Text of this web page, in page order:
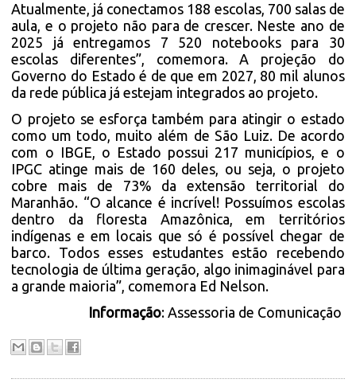
Atualmente, já conectamos 188 escolas, 700 salas de
aula, e o projeto não para de crescer. Neste ano de
2025 já entregamos 7 520 notebooks para 30
escolas diferentes”, comemora. A projeção do
Governo do Estado é de que em 2027, 80 mil alunos
da rede pública já estejam integrados ao projeto.
O projeto se esforça também para atingir o estado
como um todo, muito além de São Luiz. De acordo
com o IBGE, o Estado possui 217 municípios, e o
IPGC atinge mais de 160 deles, ou seja, o projeto
cobre mais de 73% da extensão territorial do
Maranhão. “O alcance é incrível! Possuímos escolas
dentro da floresta Amazônica, em territórios
indígenas e em locais que só é possível chegar de
barco. Todos esses estudantes estão recebendo
tecnologia de última geração, algo inimaginável para
a grande maioria”, comemora Ed Nelson.
Informação: Assessoria de Comunicação